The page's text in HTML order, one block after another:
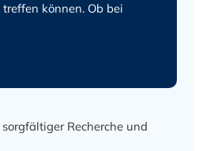
können. Ob bei
Recherche und